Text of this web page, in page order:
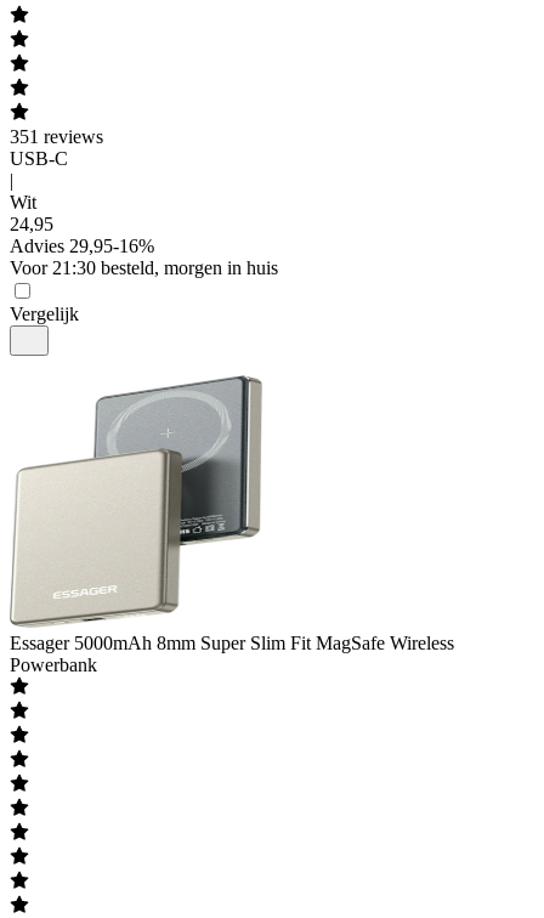
351 reviews
USB-C
|
Wit
24,95
Advies 29,95-16%
Voor 21:30 besteld, morgen in huis
Vergelijk
Essager 5000mAh 8mm Super Slim Fit MagSafe Wireless
Powerbank